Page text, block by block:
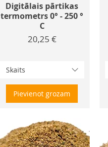
Digitālais pārtikas
termometrs 0° - 250 °
C
Cena
20,25 €
Skaits
Pievienot grozam